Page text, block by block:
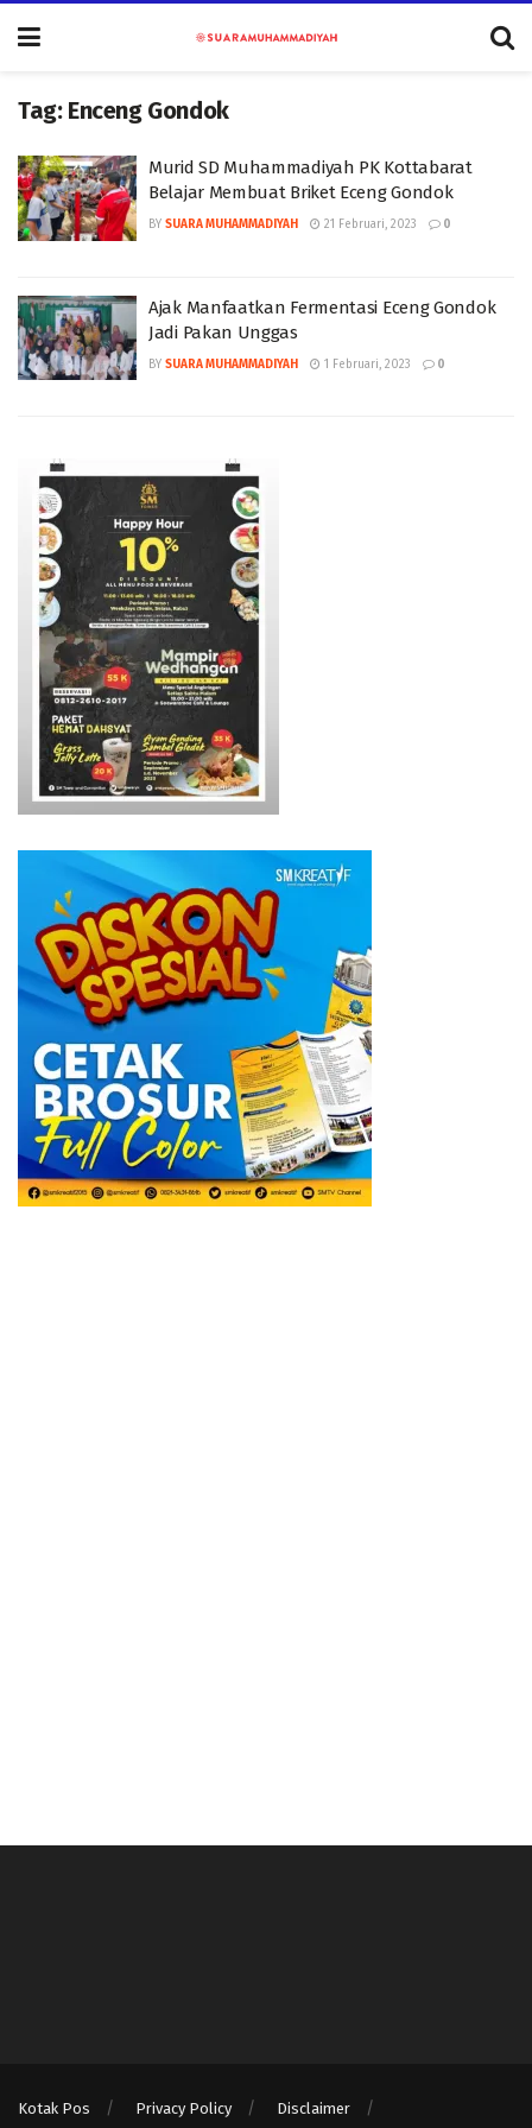
Tag: Enceng Gondok
Murid SD Muhammadiyah PK Kottabarat
Belajar Membuat Briket Eceng Gondok
BY SUARA MUHAMMADIYAH 21 Februari, 2023 0
Ajak Manfaatkan Fermentasi Eceng Gondok
Jadi Pakan Unggas
BY SUARA MUHAMMADIYAH 1 Februari, 2023 0
Kotak Pos Privacy Policy
Disclaimer